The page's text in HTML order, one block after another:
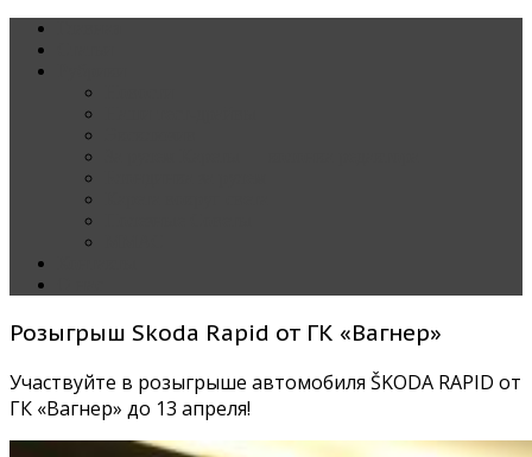
Розыгрыш Skoda Rapid от ГК «Вагнер»
Участвуйте в розыгрыше автомобиля ŠKODA RAPID от
ГК «Вагнер» до 13 апреля!